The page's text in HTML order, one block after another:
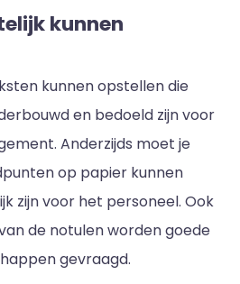
kunnen
kunnen opstellen die
en bedoeld zijn voor
Anderzijds moet je
op papier kunnen
zijn voor het personeel. Ook
de notulen worden goede
gevraagd.